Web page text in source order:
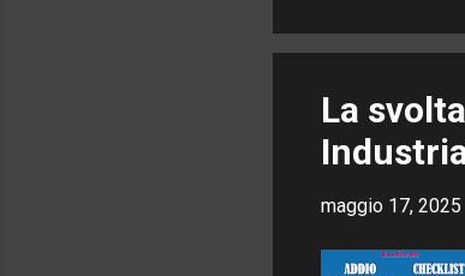
La
maggio 17, 2025